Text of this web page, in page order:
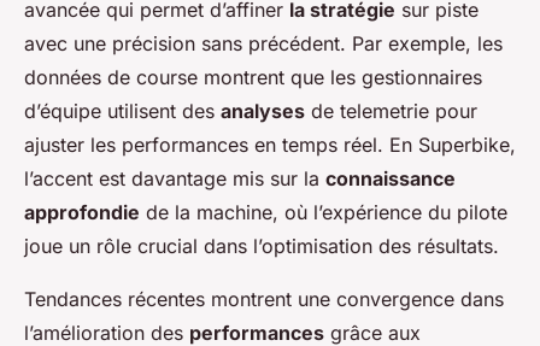
avancée qui permet d’affiner la stratégie sur piste
avec une précision sans précédent. Par exemple, les
données de course montrent que les gestionnaires
d’équipe utilisent des analyses de telemetrie pour
ajuster les performances en temps réel. En Superbike,
l’accent est davantage mis sur la connaissance
approfondie de la machine, où l’expérience du pilote
joue un rôle crucial dans l’optimisation des résultats.
Tendances récentes montrent une convergence dans
l’amélioration des performances grâce aux